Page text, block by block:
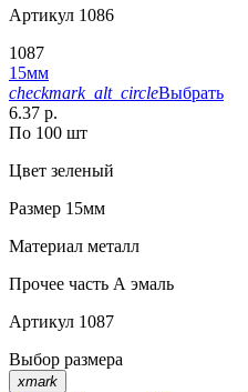
Артикул 1086
1087
15мм
checkmark_alt_circleВыбрать
6.37 р.
По 100 шт
Цвет зеленый
Размер 15мм
Материал металл
Прочее часть А эмаль
Артикул 1087
Выбор размера
xmark